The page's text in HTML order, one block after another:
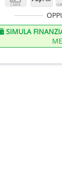
SIMULA